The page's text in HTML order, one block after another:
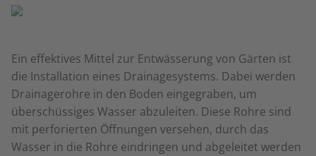
Ein effektives Mittel zur Entwässerung von Gärten ist
die Installation eines Drainagesystems. Dabei werden
Drainagerohre in den Boden eingegraben, um
überschüssiges Wasser abzuleiten. Diese Rohre sind
mit perforierten Öffnungen versehen, durch das
Wasser in die Rohre eindringen und abgeleitet werden